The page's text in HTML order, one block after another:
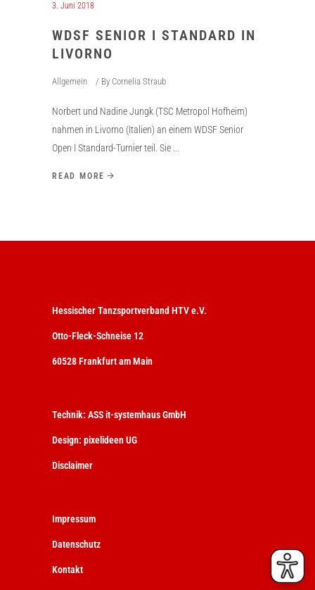
3. Juni 2018
WDSF SENIOR I STANDARD IN
LIVORNO
Allgemein By Cornelia Straub
Norbert und Nadine Jungk (TSC Metropol Hofheim)
nahmen in Livorno (Italien) an einem WDSF Senior
Open I Standard-Turnier teil. Sie
READ MORE
Hessischer Tanzsportverband HTV e.V.
Otto-Fleck-Schneise 12
60528 Frankfurt am Main
Technik: ASS it-systemhaus GmbH
Design: pixelideen UG
Disclaimer
Impressum
Datenschutz
Kontakt